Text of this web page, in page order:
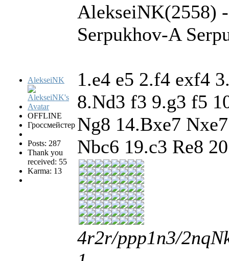
AlekseiNK
OFFLINE
Гроссмейстер
Posts: 287
Thank you
received: 55
Karma: 13
AlekseiNK(2558)
Serpukhov-A
1.e4 e5 2.f4 exf4
8.Nd3 f3 9.g3 f5
Ng8 14.Bxe7
Nbc6 19.c3 Re8
4r2r/ppp1n3/